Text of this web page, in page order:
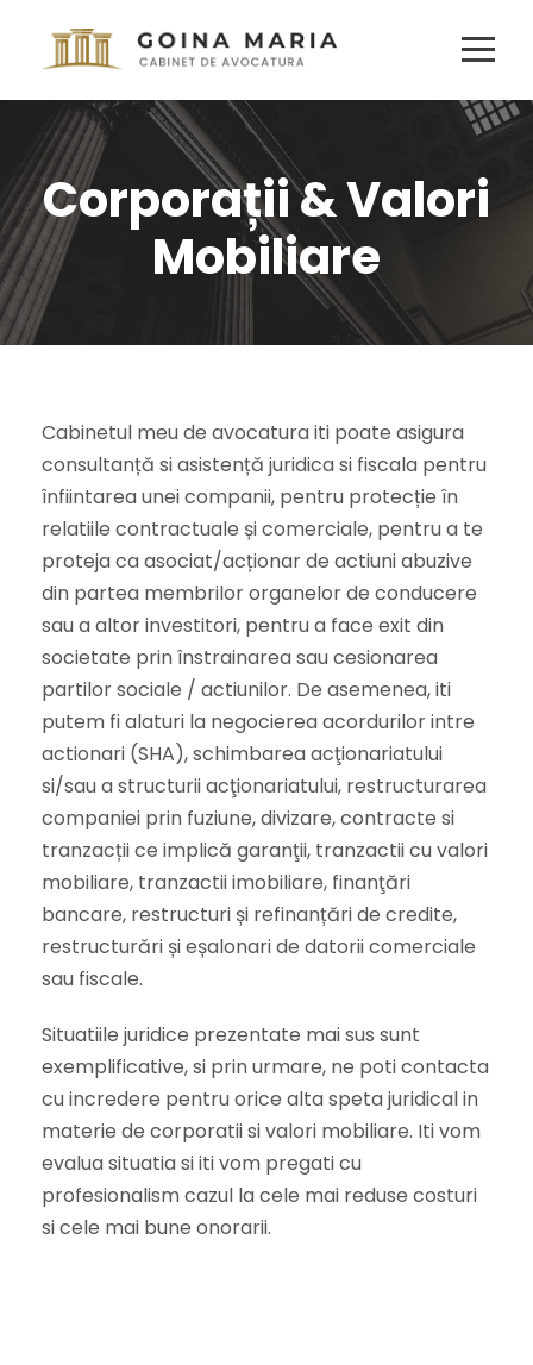
Corporații & Valori
Mobiliare
Cabinetul meu de avocatura iti poate asigura
consultanță si asistență juridica si fiscala pentru
înfiintarea unei companii, pentru protecție în
relatiile contractuale și comerciale, pentru a te
proteja ca asociat/acționar de actiuni abuzive
din partea membrilor organelor de conducere
sau a altor investitori, pentru a face exit din
societate prin înstrainarea sau cesionarea
partilor sociale / actiunilor. De asemenea, iti
putem fi alaturi la negocierea acordurilor intre
actionari (SHA), schimbarea acţionariatului
si/sau a structurii acţionariatului, restructurarea
companiei prin fuziune, divizare, contracte si
tranzacții ce implică garanţii, tranzactii cu valori
mobiliare, tranzactii imobiliare, finanţări
bancare, restructuri și refinanțări de credite,
restructurări și eșalonari de datorii comerciale
sau fiscale.
Situatiile juridice prezentate mai sus sunt
exemplificative, si prin urmare, ne poti contacta
cu incredere pentru orice alta speta juridical in
materie de corporatii si valori mobiliare. Iti vom
evalua situatia si iti vom pregati cu
profesionalism cazul la cele mai reduse costuri
si cele mai bune onorarii.